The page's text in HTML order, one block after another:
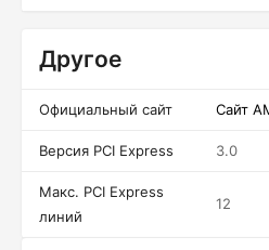
Другое
Официальный сайт Сайт
Версия PCI Express 3.0
Макс. PCI Express
линий
12